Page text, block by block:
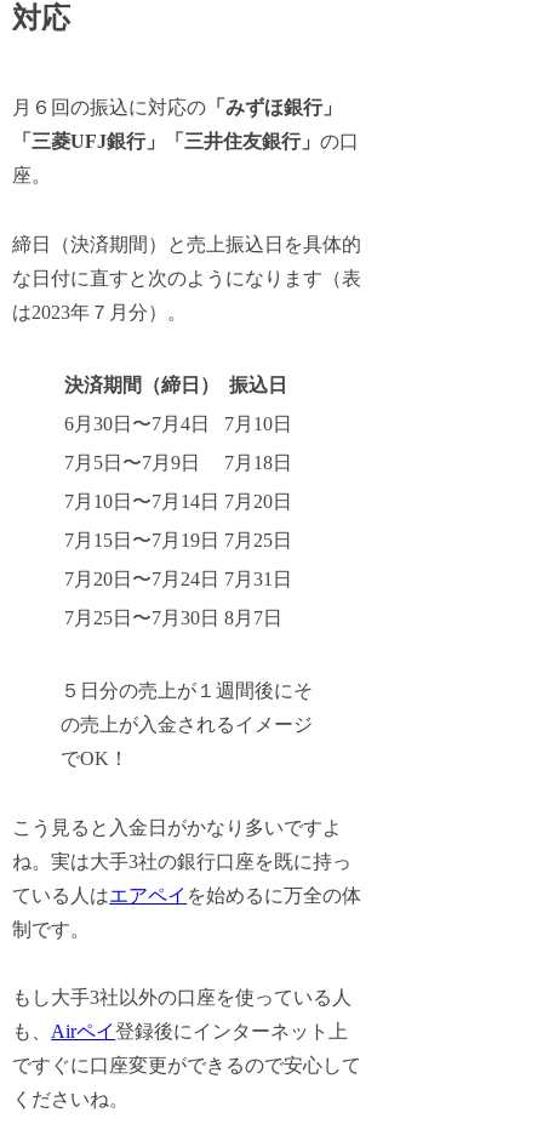
対応
月６回の振込に対応の 「みずほ銀行」
「三菱UFJ銀行」「三井住友銀行」の口
座。
締日（決済期間）と売上振込日を具体的
な日付に直すと次のようになります（表
は2023年７月分）。
決済期間（締日）
振込日
6月30日〜7月4日
7月10日
7月5日〜7月9日
7月18日
7月10日〜7月14日 7月20日
7月15日〜7月19日 7月25日
7月20日〜7月24日 7月31日
7月25日〜7月30日 8月7日
５日分の売上が１週間後にそ
の売上が入金されるイメージ
でOK！
こう見ると入金日がかなり多いですよ
ね。実は大手3社の銀行口座を既に持っ
ている人はエアペイ を始めるに万全の体
制です。
もし大手3社以外の口座を使っている人
も、Airペイ登録後にインターネット上
ですぐに口座変更ができるので安心して
くださいね。